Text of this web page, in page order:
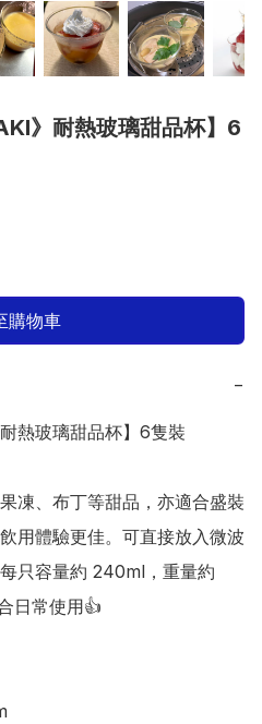
》耐熱玻璃甜品杯】6
購物車
−
熱玻璃甜品杯】6隻裝
凍、布丁等甜品，亦適合盛裝
用體驗更佳。可直接放入微波
只容量約 240ml，重量約
日常使用👍